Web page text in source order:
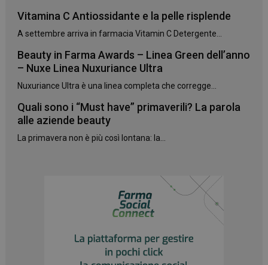
Vitamina C Antiossidante e la pelle risplende
A settembre arriva in farmacia Vitamin C Detergente...
Beauty in Farma Awards – Linea Green dell’anno
– Nuxe Linea Nuxuriance Ultra
Nuxuriance Ultra è una linea completa che corregge...
Quali sono i “Must have” primaverili? La parola
alle aziende beauty
La primavera non è più così lontana: la...